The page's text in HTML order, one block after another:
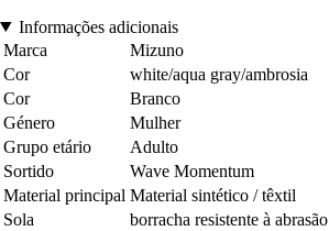
Informações adicionais
Marca
Mizuno
Cor
white/aqua gray/ambrosia
Cor
Branco
Género
Mulher
Grupo etário
Adulto
Sortido
Wave Momentum
Material principal Material sintético / têxtil
Sola
borracha resistente à abrasão